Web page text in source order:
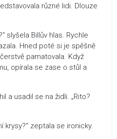
různé lidi. Dlouze
slyšela Billův hlas. Rychle
Hned poté si je spěšně
pamatovala. Když
opírala se zase o stůl a
a usadil se na židli. „Rito?
krysy?“ zeptala se ironicky.